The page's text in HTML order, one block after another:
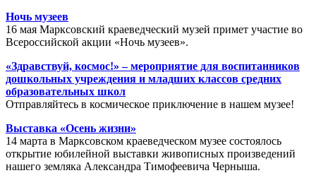
Ночь музеев
16 мая Марксовский краеведческий музей примет участие во
Всероссийской акции «Ночь музеев».
«Здравствуй, космос!» – мероприятие для воспитанников
дошкольных учреждения и младших классов средних
образовательных школ
Отправляйтесь в космическое приключение в нашем музее!
Выставка «Осень жизни»
14 марта в Марксовском краеведческом музее состоялось
открытие юбилейной выставки живописных произведений
нашего земляка Александра Тимофеевича Черныша.